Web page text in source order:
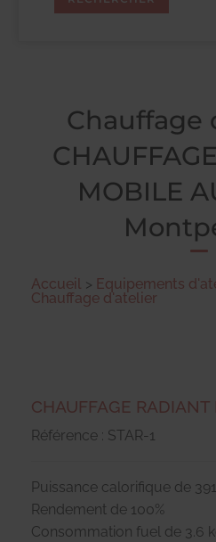
Chauffage
MOBILE
Accueil > Equipements
Chauffage d'atelier
CHAUFFAGE RADIANT
Référence : STAR-1
Puissance calorifique de
Rendement de 100%
Consommation fuel de 3.6